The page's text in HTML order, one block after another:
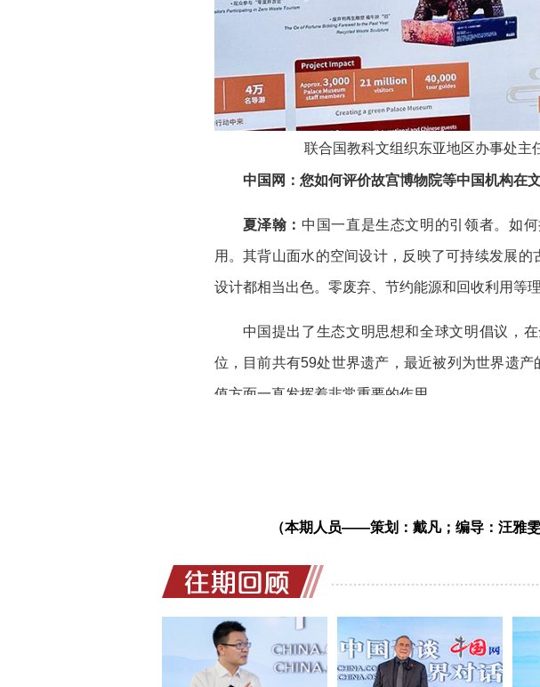
联合国教科文组织东亚地区办事处主
中国网：您如何评价故宫博物院等中国机构在
夏泽翰： 中国一直是生态文明的引领者。如
用。其背山面水的空间设计，反映了可持续发展
设计都相当出色。零废弃、节约能源和回收利用等
中国提出了生态文明思想和全球文明倡议，
位，目前共有59处世界遗产，最近被列为世界遗
值方面一直发挥着非常重要的作用。
此外，非常重要的是，故宫将中国人民和世
绿色发展、可持续发展、促进跨文化对话、实现
水，如何节约能源，如何回收利用，如何为大家创
中国网：您认为要做到世界文化遗产地的保护
（本期人员——策划：戴凡；编导：汪雅